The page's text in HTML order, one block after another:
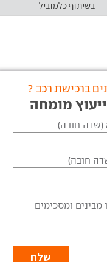
בשיתוף כלמוביל
ברכישת רכב ?
מומחה
חובה)
חובה)
מבינים ומסכימים